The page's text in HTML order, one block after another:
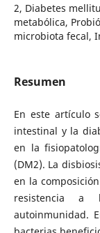
2, Diabetes
metabólica,
microbiota fecal,
Resumen
En este artículo
intestinal y la
en la
(DM2). La
en la
resistencia a
autoinmunidad.